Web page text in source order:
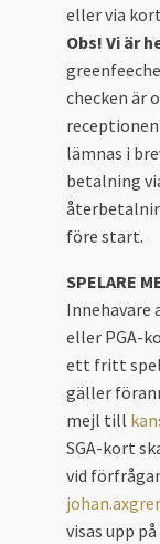
eller via
Obs! Vi är
checken är
lämnas i
betalning
före start.
SPELARE
Innehavare
eller PGA-
ett fritt spel
gäller
mejl till
SGA-kort
vid
visas upp